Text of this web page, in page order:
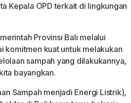
Kepala OPD terkait di lingkungan
Provinsi Bali melalui
komitmen kuat untuk melakukan
sampah yang dilakukannya,
bayangkan.
Sampah menjadi Energi Listrik),